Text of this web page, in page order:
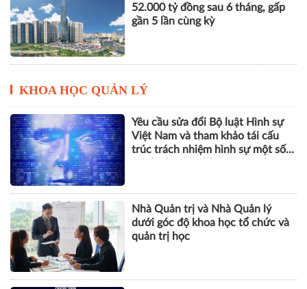
52.000 tỷ đồng sau 6 tháng, gấp
gần 5 lần cùng kỳ
KHOA HỌC QUẢN LÝ
Yêu cầu sửa đổi Bộ luật Hình sự
Việt Nam và tham khảo tái cấu
trúc trách nhiệm hình sự một số
Nhà Quản trị và Nhà Quản lý
dưới góc độ khoa học tổ chức và
quản trị học